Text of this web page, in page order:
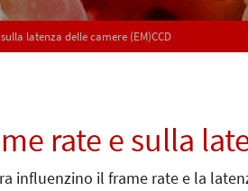
latenza delle camere (EM)CCD
rate e sulla
influenzino il frame rate e la